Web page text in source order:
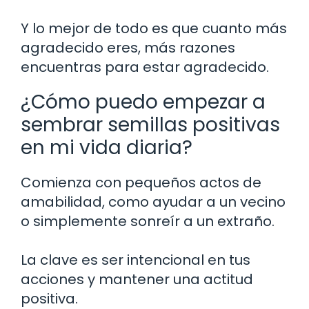
Y lo mejor de todo es que cuanto más
agradecido eres, más razones
encuentras para estar agradecido.
¿Cómo puedo empezar a
sembrar semillas positivas
en mi vida diaria?
Comienza con pequeños actos de
amabilidad, como ayudar a un vecino
o simplemente sonreír a un extraño.
La clave es ser intencional en tus
acciones y mantener una actitud
positiva.